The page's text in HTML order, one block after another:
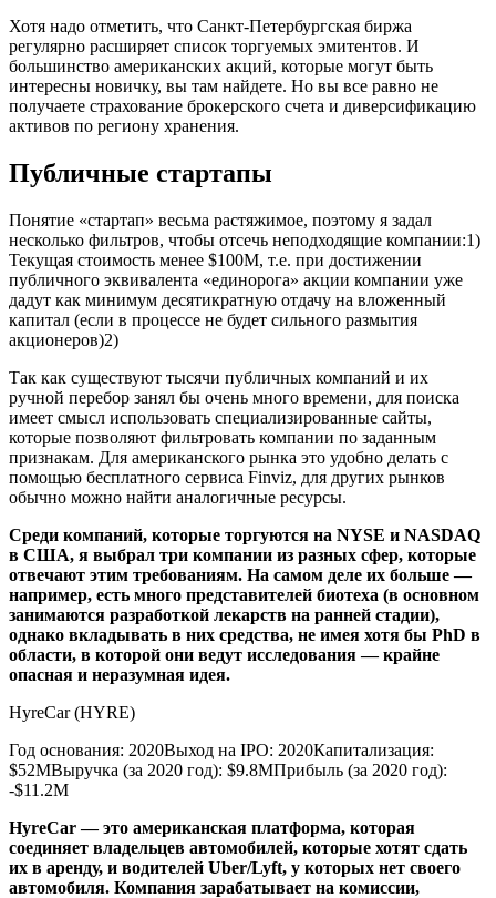
Хотя надо отметить, что Санкт-Петербургская биржа
регулярно расширяет список торгуемых эмитентов. И
большинство американских акций, которые могут быть
интересны новичку, вы там найдете. Но вы все равно не
получаете страхование брокерского счета и диверсификацию
активов по региону хранения.
Публичные стартапы
Понятие «стартап» весьма растяжимое, поэтому я задал
несколько фильтров, чтобы отсечь неподходящие компании:1)
Текущая стоимость менее $100M, т.е. при достижении
публичного эквивалента «единорога» акции компании уже
дадут как минимум десятикратную отдачу на вложенный
капитал (если в процессе не будет сильного размытия
акционеров)2)
Так как существуют тысячи публичных компаний и их
ручной перебор занял бы очень много времени, для поиска
имеет смысл использовать специализированные сайты,
которые позволяют фильтровать компании по заданным
признакам. Для американского рынка это удобно делать с
помощью бесплатного сервиса Finviz, для других рынков
обычно можно найти аналогичные ресурсы.
Среди компаний, которые торгуются на NYSE и NASDAQ
в США, я выбрал три компании из разных сфер, которые
отвечают этим требованиям. На самом деле их больше —
например, есть много представителей биотеха (в основном
занимаются разработкой лекарств на ранней стадии),
однако вкладывать в них средства, не имея хотя бы PhD в
области, в которой они ведут исследования — крайне
опасная и неразумная идея.
HyreCar (HYRE)
Год основания: 2020Выход на IPO: 2020Капитализация:
$52MВыручка (за 2020 год): $9.8MПрибыль (за 2020 год):
-$11.2M
HyreCar — это американская платформа, которая
соединяет владельцев автомобилей, которые хотят сдать
их в аренду, и водителей Uber/Lyft, у которых нет своего
автомобиля. Компания зарабатывает на комиссии,